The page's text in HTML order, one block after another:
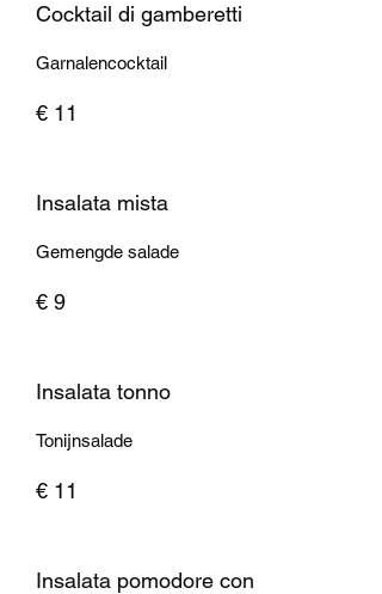
Cocktail di gamberetti
Garnalencocktail
€ 11
Insalata mista
Gemengde salade
€ 9
Insalata tonno
Tonijnsalade
€ 11
Insalata pomodore con